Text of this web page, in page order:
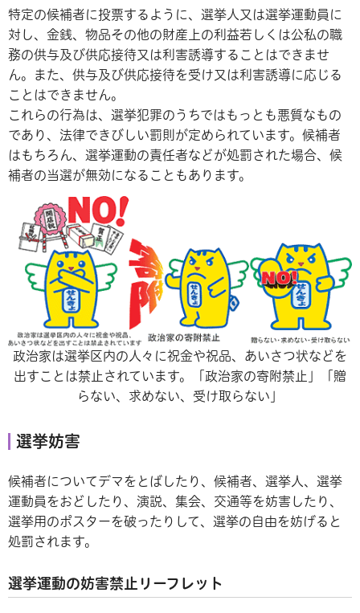
特定の候補者に投票するように、選挙人又は選挙運動員に
対し、金銭、物品その他の財産上の利益若しくは公私の職
務の供与及び供応接待又は利害誘導することはできませ
ん。また、供与及び供応接待を受け又は利害誘導に応じる
ことはできません。
これらの行為は、選挙犯罪のうちではもっとも悪質なもの
であり、法律できびしい罰則が定められています。候補者
はもちろん、選挙運動の責任者などが処罰された場合、候
補者の当選が無効になることもあります。
政治家は選挙区内の人々に祝金や祝品、あいさつ状などを
出すことは禁止されています。「政治家の寄附禁止」「贈
らない、求めない、受け取らない」
選挙妨害
候補者についてデマをとばしたり、候補者、選挙人、選挙
運動員をおどしたり、演説、集会、交通等を妨害したり、
選挙用のポスターを破ったりして、選挙の自由を妨げると
処罰されます。
選挙運動の妨害禁止リーフレット